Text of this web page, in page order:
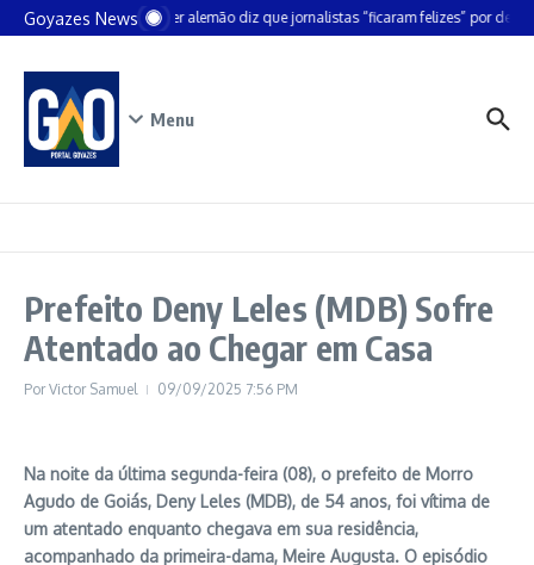
Ir para o conteúdo
Goyazes NewsChanceler alemão diz que jornalistas “ficaram felizes” por deixar
Menu
Prefeito Deny Leles (MDB) Sofre
Atentado ao Chegar em Casa
PorVictor Samuel 09/09/2025 7:56 PM
Na noite da última segunda-feira (08), o prefeito de Morro
Agudo de Goiás, Deny Leles (MDB), de 54 anos, foi vítima de
um atentado enquanto chegava em sua residência,
acompanhado da primeira-dama, Meire Augusta. O episódio